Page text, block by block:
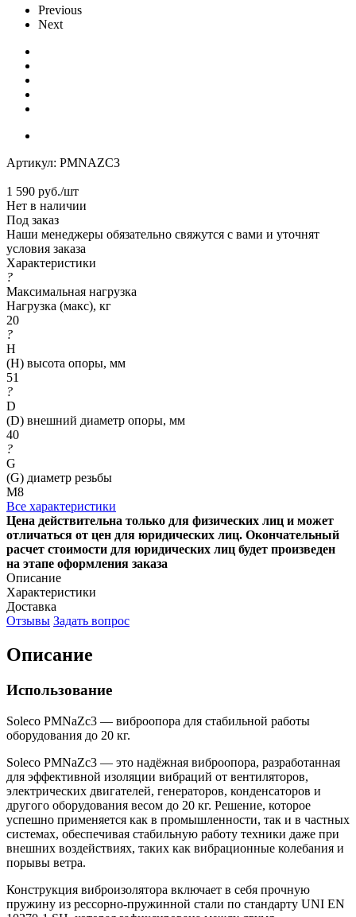
Previous
Next
Артикул: PMNAZC3
1 590 руб./шт
Нет в наличии
Под заказ
Наши менеджеры обязательно свяжутся с вами и уточнят
условия заказа
Характеристики
?
Максимальная нагрузка
Нагрузка (макс), кг
20
?
H
(H) высота опоры, мм
51
?
D
(D) внешний диаметр опоры, мм
40
?
G
(G) диаметр резьбы
М8
Все характеристики
Цена действительна только для физических лиц и может
отличаться от цен для юридических лиц. Окончательный
расчет стоимости для юридических лиц будет произведен
на этапе оформления заказа
Описание
Характеристики
Доставка
Отзывы Задать вопрос
Описание
Использование
Soleco PMNaZc3 — виброопора для стабильной работы
оборудования до 20 кг.
Soleco PMNaZc3 — это надёжная виброопора, разработанная
для эффективной изоляции вибраций от вентиляторов,
электрических двигателей, генераторов, конденсаторов и
другого оборудования весом до 20 кг. Решение, которое
успешно применяется как в промышленности, так и в частных
системах, обеспечивая стабильную работу техники даже при
внешних воздействиях, таких как вибрационные колебания и
порывы ветра.
Конструкция виброизолятора включает в себя прочную
пружину из рессорно-пружинной стали по стандарту UNI EN